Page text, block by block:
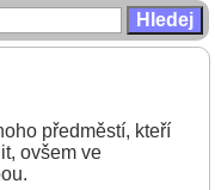
předměstí, kteří
ovšem ve